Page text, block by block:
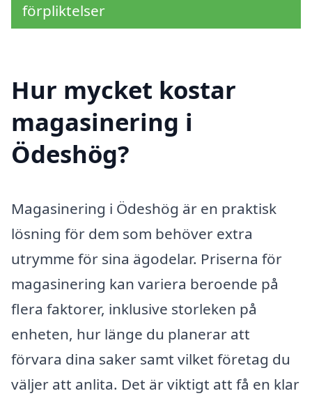
förpliktelser
Hur mycket kostar
magasinering i
Ödeshög?
Magasinering i Ödeshög är en praktisk
lösning för dem som behöver extra
utrymme för sina ägodelar. Priserna för
magasinering kan variera beroende på
flera faktorer, inklusive storleken på
enheten, hur länge du planerar att
förvara dina saker samt vilket företag du
väljer att anlita. Det är viktigt att få en klar